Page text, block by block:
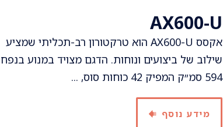
AX600-U
אקסס AX600-U הוא טרקטורון רב-תכליתי שמציע
שילוב של ביצועים ונוחות. הדגם מצויד במנוע בנפח
594 סמ״ק המפיק 42 כוחות סוס, ...
מידע נוסף